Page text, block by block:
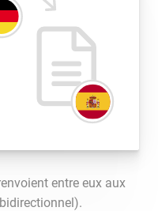
entre eux aux